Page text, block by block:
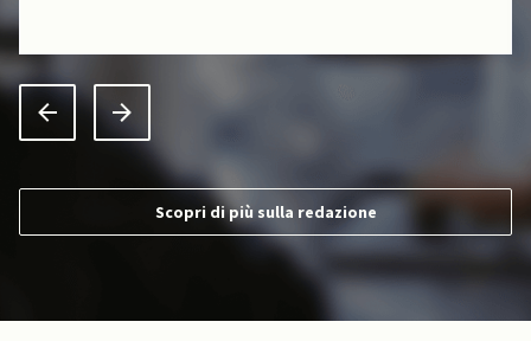
Scopri di più sulla redazione